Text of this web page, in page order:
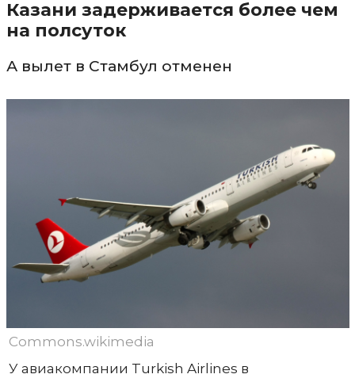
Казани задерживается более чем
на полсуток
А вылет в Стамбул отменен
Commons.wikimedia
У авиакомпании Turkish Airlines в